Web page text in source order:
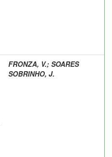
FRONZA, V.; SOARES
SOBRINHO, J.